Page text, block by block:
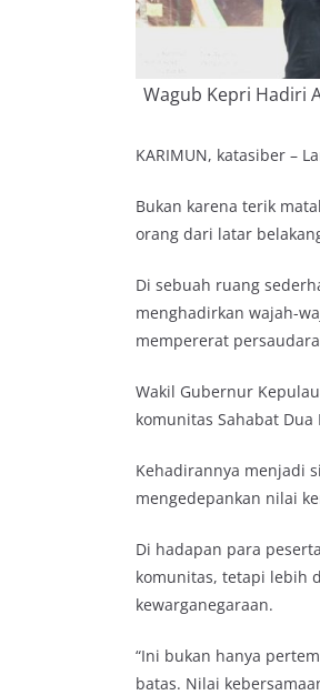
Wagub Kepri Hadiri
KARIMUN, katasiber –
Bukan karena terik
orang dari latar
Di sebuah ruang
menghadirkan wajah-
mempererat
Wakil Gubernur
komunitas Sahabat
Kehadirannya menjadi
mengedepankan nilai
Di hadapan para
komunitas, tetapi lebih
kewarganegaraan.
“Ini bukan hanya
batas. Nilai